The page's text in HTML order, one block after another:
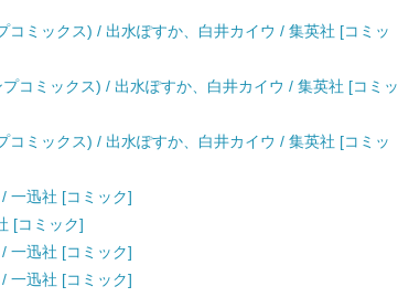
コミックス) / 出水ぽすか、白井カイウ / 集英社 [コミッ
コミックス) / 出水ぽすか、白井カイウ / 集英社 [コミッ
コミックス) / 出水ぽすか、白井カイウ / 集英社 [コミッ
一迅社 [コミック]
[コミック]
一迅社 [コミック]
一迅社 [コミック]